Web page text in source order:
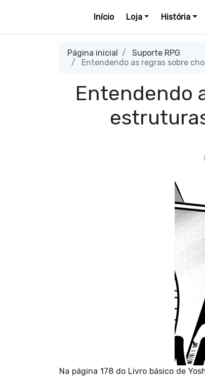
Início Loja História
Página inicial
Suporte RPG
Entendendo as regras sobre
Entendendo
Na página 178 do Livro básico de